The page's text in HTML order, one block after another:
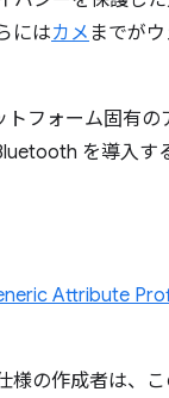
にはカメ までが
フォーム固有
を導入す
Attribute
様の作成者は、